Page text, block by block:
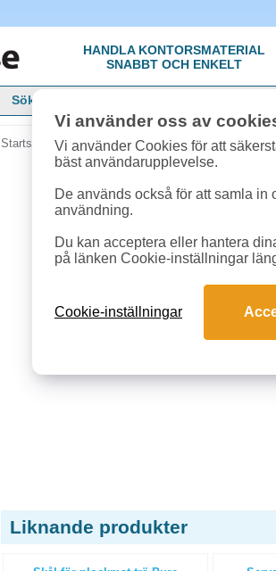
HANDLA KONTORSMATERIAL
SNABBT OCH ENKELT
Startsida »Fika, Pentry»Catering»Partypinne
Liknande produkter
Vi använder oss av
Vi använder Cookies för att
bäst användarupplevelse.
De används också för att samla
användning.
Du kan acceptera eller hantera
på länken Cookie-inställningar
Cookie-inställningar